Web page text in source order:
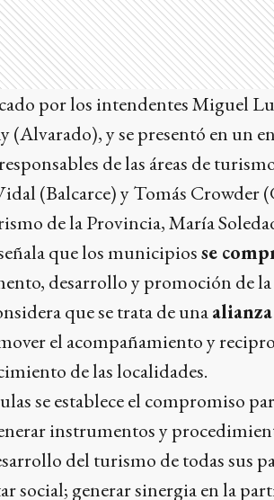
por los intendentes Miguel
(Alvarado), y se presentó en un
de las áreas de
(Balcarce) y Tomás Crowder
de la Provincia, María
que los municipiosse
desarrollo y promoción de
que se trata de una
el acompañamiento y
de las localidades.
se establece el compromiso
instrumentos y
del turismo de todas sus
social; generar sinergia en la